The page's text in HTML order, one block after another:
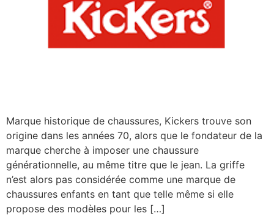
Marque historique de chaussures, Kickers trouve son
origine dans les années 70, alors que le fondateur de la
marque cherche à imposer une chaussure
générationnelle, au même titre que le jean. La griffe
n’est alors pas considérée comme une marque de
chaussures enfants en tant que telle même si elle
propose des modèles pour les […]